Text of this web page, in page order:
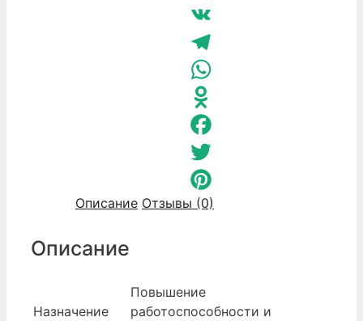
г
VK
Telegram
WhatsApp
Odnoklassniki
Facebook
Twitter
Pinterest
Описание Отзывы (0)
Описание
Назначение
Повышение
работоспособности и